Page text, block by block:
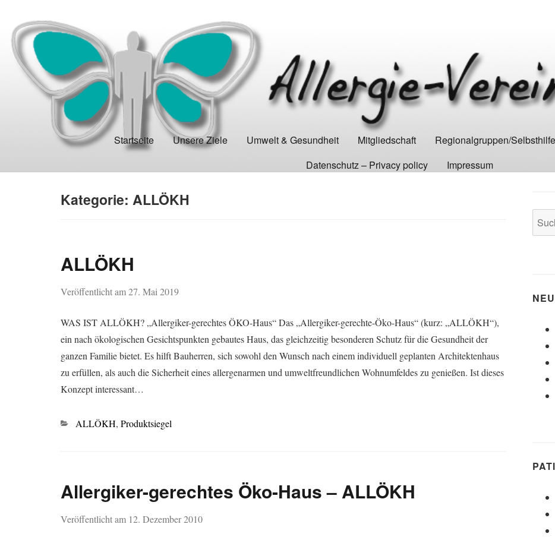
Startseite Unsere Ziele Umwelt & Gesundheit Mitgliedschaft Regionalgruppen/Selbsthilfe
Datenschutz – Privacy policy
Impressum
Kategorie: ALLÖKH
ALLÖKH
Veröffentlicht am27. Mai 2019
WAS IST ALLÖKH? „Allergiker-gerechtes ÖKO-Haus“ Das „Allergiker-gerechte-Öko-Haus“ (kurz: „ALLÖKH“),
ein nach ökologischen Gesichtspunkten gebautes Haus, das gleichzeitig besonderen Schutz für die Gesundheit der
ganzen Familie bietet. Es hilft Bauherren, sich sowohl den Wunsch nach einem individuell geplanten Architektenhaus
zu erfüllen, als auch die Sicherheit eines allergenarmen und umweltfreundlichen Wohnumfeldes zu genießen. Ist dieses
Konzept interessant…
Kategorien
ALLÖKH, Produktsiegel
Allergiker-gerechtes Öko-Haus – ALLÖKH
Veröffentlicht am 12. Dezember 2010
Suchen
nach: